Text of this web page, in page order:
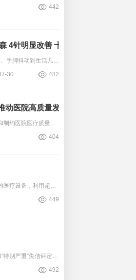
442
4针明显改善 十堰人医传统中医针灸
从步伐沉重、手脚抖动到生活几乎无法自理，再到如今能够自如行走；从对生活失去希望，到如今的笑对人生。６０多岁的帕金森病患者张某的康复之路充满艰辛与希望，而这一切的转变，都离
30 482
动医院高质量发展！
医院医务管理工作直接影响和制约医院医疗质量、医院发展、社会效益和经济效益，影响和制约医院综合实力与核心竞争力，如何清晰医务管理职能，以信息化手段为基础不断提高医院医务管理
404
便携式超声心动图仪产品简介便携式超声心动图仪是一种用于心脏检查的医疗设备，利用超声波技术生成心脏的实时影像。该设备小巧轻便，便于携带，适用于各种医疗环境，包括医院、诊所和
449
492